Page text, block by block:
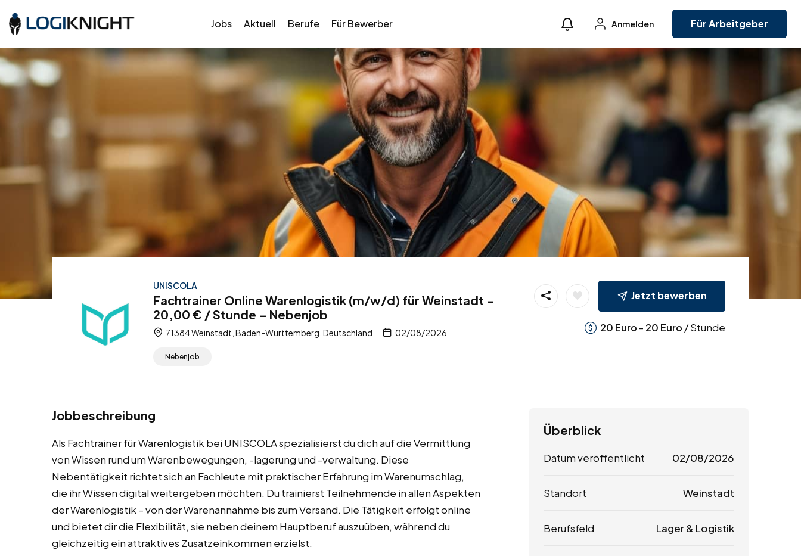
Jobs Aktuell Berufe Für Bewerber Anmelden Für Arbeitgeber
UNISCOLA
Fachtrainer Online Warenlogistik (m/w/d) für Weinstadt –
20,00 € / Stunde – Nebenjob
71384 Weinstadt, Baden-Württemberg, Deutschland 02/08/2026
Nebenjob
Jetzt bewerben
20 Euro - 20 Euro / Stunde
Jobbeschreibung
Als Fachtrainer für Warenlogistik bei UNISCOLA spezialisierst du dich auf die Vermittlung
von Wissen rund um Warenbewegungen, -lagerung und -verwaltung. Diese
Nebentätigkeit richtet sich an Fachleute mit praktischer Erfahrung im Warenumschlag,
die ihr Wissen digital weitergeben möchten. Du trainierst Teilnehmende in allen Aspekten
der Warenlogistik – von der Warenannahme bis zum Versand. Die Tätigkeit erfolgt online
und bietet dir die Flexibilität, sie neben deinem Hauptberuf auszuüben, während du
gleichzeitig ein attraktives Zusatzeinkommen erzielst.
Überblick
Datum veröffentlicht 02/08/2026
Standort Weinstadt
Berufsfeld Lager & Logistik